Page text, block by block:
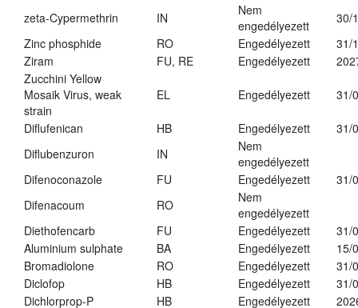
zeta-Cypermethrin IN
Nem
engedélyezett
30/
Zinc phosphide
RO Engedélyezett
31/
Ziram
FU, RE Engedélyezett
Zucchini Yellow
Mosaik Virus, weak
strain
EL Engedélyezett 31/
Diflufenican HB Engedélyezett
31/
Diflubenzuron
IN
Nem
engedélyezett
Difenoconazole
FU Engedélyezett
31/
Difenacoum
RO
Nem
engedélyezett
Diethofencarb
FU Engedélyezett
31/
Aluminium sulphate
BA Engedélyezett
15/
Bromadiolone
RO Engedélyezett
31/
Diclofop
HB Engedélyezett
31/
Dichlorprop-P
HB Engedélyezett